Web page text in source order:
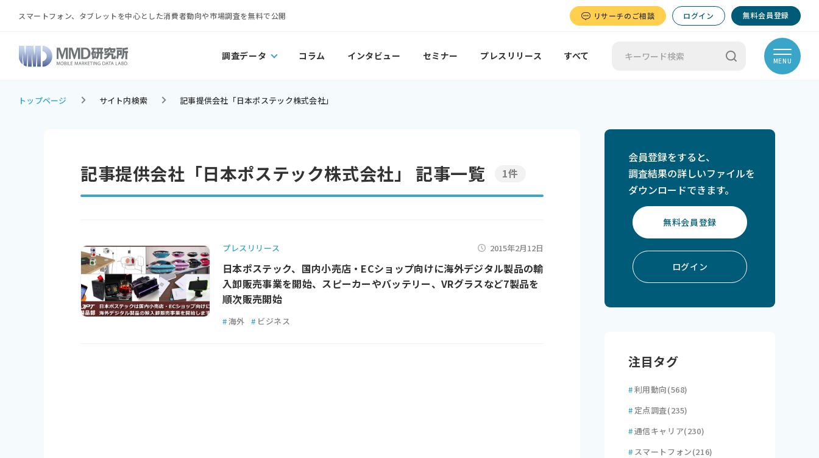
スマートフォン、タブレットを中心とした消費者動向や市場調査を無料で公開 リサーチのご相談 ログイン 無料会員登録
調査データ コラム インタビュー セミナー プレスリリース すべて MENU
トップページ サイト内検索 記事提供会社「日本ポステック株式会社」
記事提供会社「日本ポステック株式会社」 記事一覧 1件
プレスリリース 2015年2月12日
日本ポステック、国内小売店・ECショップ向けに海外デジタル製品の輸
入卸販売事業を開始、スピーカーやバッテリー、VRグラスなど7製品を
順次販売開始
#海外 # ビジネス
会員登録をすると、
調査結果の詳しいファイルを
ダウンロードできます。
無料会員登録
ログイン
注目タグ
#利用動向(568)
# 定点調査(235)
#通信キャリア(230)
# スマートフォン(216)